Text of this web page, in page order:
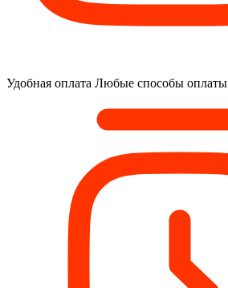
Удобная оплата Любые способы оплаты